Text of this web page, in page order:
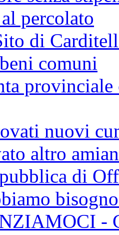
percolato
di
comuni
nuovi
altro
di
-